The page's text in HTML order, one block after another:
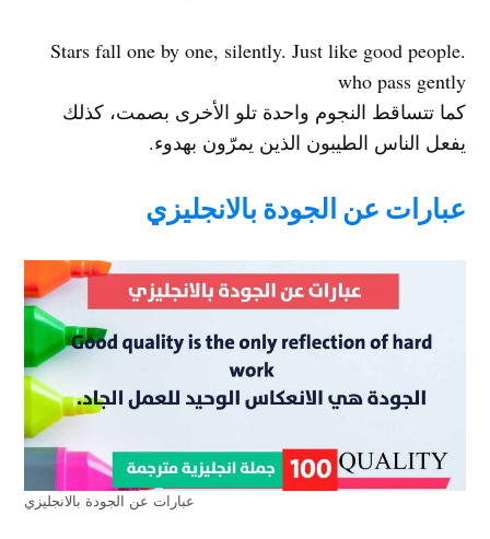
.Stars fall one by one, silently. Just like good people
who pass gently
كما تتساقط النجوم واحدة تلو الأخرى بصمت، كذلك
يفعل الناس الطيبون الذين يمرّون بهدوء.
عبارات عن الجودة بالانجليزي
عبارات عن الجودة بالانجليزي